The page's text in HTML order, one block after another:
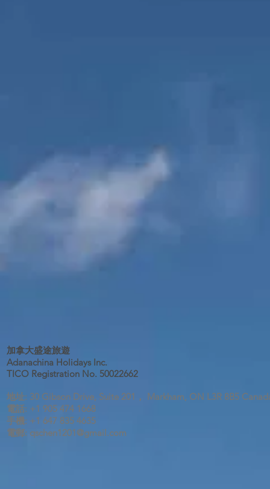
加拿大盛途旅遊
Adanachina Holidays Inc.
TICO Registration No. 50022662
地址: 30 Gibson Drive, Suite 201， Markham, ON L3R 8B5
電話: +1 905 474 1668
手機: +1 647 835 4635
電郵: qschen1201@gmail.com